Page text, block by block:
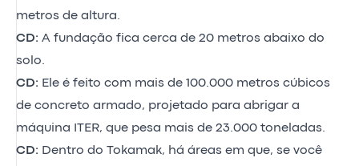
metros de altura.
CD: A fundação fica cerca de 20 metros abaixo do
solo.
CD: Ele é feito com mais de 100.000 metros cúbicos
de concreto armado, projetado para abrigar a
máquina ITER, que pesa mais de 23.000 toneladas.
CD: Dentro do Tokamak, há áreas em que, se você